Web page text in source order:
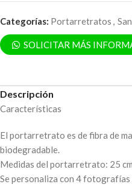
Categorías: Portarretratos ,
SOLICITAR MÁS
Descripción
Características
El portarretrato es de fibra de
biodegradable.
Medidas del portarretrato: 25
Se personaliza con 4 fotografías